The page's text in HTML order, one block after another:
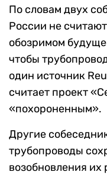
По словам двух
России не
обозримом
чтобы
один источник
считает проект
«похороненным».
Другие
трубопроводы
возобновления